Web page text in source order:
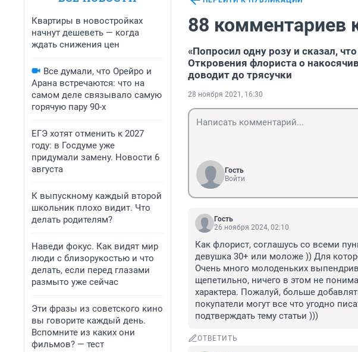
Квартиры в новостройках
начнут дешеветь — когда
ждать снижения цен
Все думали, что Орейро и
Арана встречаются: что на
самом деле связывало самую
горячую пару 90-х
ЕГЭ хотят отменить к 2027
году: в Госдуме уже
придумали замену. Новости 6
августа
К выпускному каждый второй
школьник плохо видит. Что
делать родителям?
Наведи фокус. Как видят мир
люди с близорукостью и что
делать, если перед глазами
размыто уже сейчас
Эти фразы из советского кино
вы говорите каждый день.
Вспомните из каких они
фильмов? — тест
88 комментариев
«Попросил одну розу и сказал,
Откровения флориста о
доводит до трясучки
28 ноября 2021, 16:30
Гость
Войти
Гость
26 ноября 2024, 02:10
Как флорист, соглашусь со всеми
девушка 30+ или моложе )) Для
Очень много молоденьких
щепетильно, ничего в этом не
характера. Пожалуй, больше
покупатели могут все что угодно
подтверждать тему статьи )))
ОТВЕТИТЬ